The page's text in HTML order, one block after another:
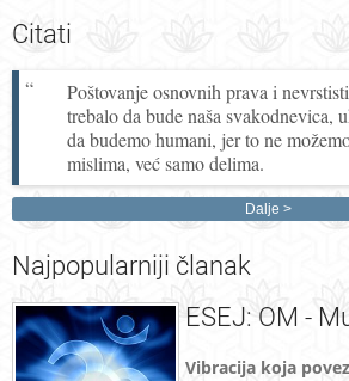
Citati
Poštovanje osnovnih prava i
trebalo da bude naša svakodnevica,
da budemo humani, jer to ne
mislima, već samo delima.
Dalje
Najpopularniji članak
ESEJ: OM -
Vibracija koja